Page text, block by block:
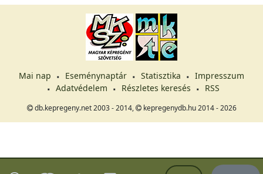
Mai nap Eseménynaptár Statisztika
Impresszum
Adatvédelem
Részletes keresés RSS
db.kepregeny.net 2003 - 2014, kepregenydb.hu 2014 - 2026